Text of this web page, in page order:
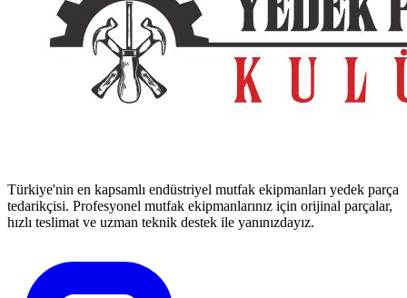
Türkiye'nin en kapsamlı endüstriyel mutfak ekipmanları yedek parça
tedarikçisi. Profesyonel mutfak ekipmanlarınız için orijinal parçalar,
hızlı teslimat ve uzman teknik destek ile yanınızdayız.